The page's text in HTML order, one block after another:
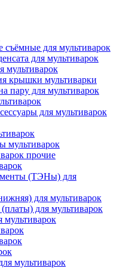
для мультиварок
для мультиварок
мультиварок
крышки мультиварки
пару для мультиварок
для мультиварок
мультиварок
прочие
(ТЭНы) для
для мультиварок
для мультиварок
мультиварок